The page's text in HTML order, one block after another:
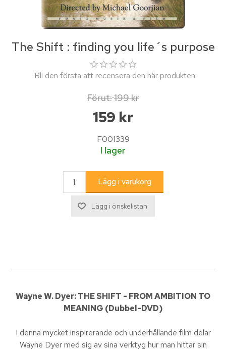
The Shift : finding you life´s purpose
Bli den första att recensera den här produkten
Förut:199 kr
159 kr
F001339
I lager
Wayne W. Dyer: THE SHIFT - FROM AMBITION TO
MEANING (Dubbel-DVD)
I denna mycket inspirerande och underhållande film delar
Wayne Dyer med sig av sina verktyg hur man hittar sin